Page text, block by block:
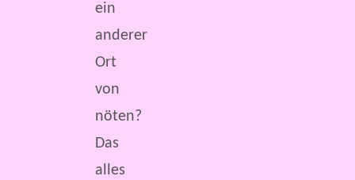
ein
anderer
Ort
von
nöten?
Das
alles